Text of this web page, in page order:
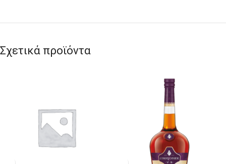
Σχετικά προϊόντα